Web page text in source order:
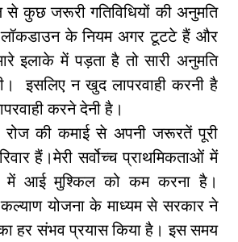
कुछ जरूरी गतिविधियों की अनुमति
के नियम अगर टूटटे हैं और
इलाके में पड़ता है तो सारी अनुमति
इसलिए न खुद लापरवाही करनी है
करने देनी है।
रोज की कमाई से अपनी जरूरतें पूरी
हैं।मेरी सर्वोच्च प्राथमिकताओं में
आई मुश्किल को कम करना है।
कल्याण योजना के माध्यम से सरकार ने
हर संभव प्रयास किया है। इस समय